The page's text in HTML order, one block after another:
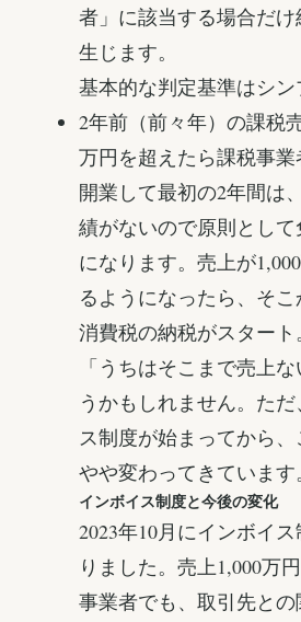
者」に該当する場合だ
生じます。
基本的な判定基準はシン
2年前（前々年）の課税
万円を超えたら課税事業
開業して最初の2年間は
績がないので原則とし
になります。売上が
るようになったら、そ
消費税の納税がスタート。
「うちはそこまで売上
うかもしれません。ただ
ス制度が始まってから
やや変わってきています。
インボイス制度と今後の変化
2023年10月にインボイ
りました。売上1,000万
事業者でも、取引先と